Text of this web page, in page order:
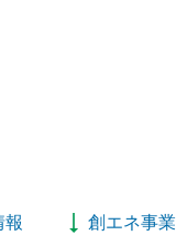
報
創エネ事業